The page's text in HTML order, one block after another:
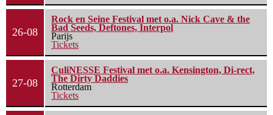
26-08
Rock en Seine Festival met o.a. Nick Cave & the
Bad Seeds, Deftones, Interpol
Parijs
Tickets
27-08
CuliNESSE Festival met o.a. Kensington, Di-rect,
The Dirty Daddies
Rotterdam
Tickets